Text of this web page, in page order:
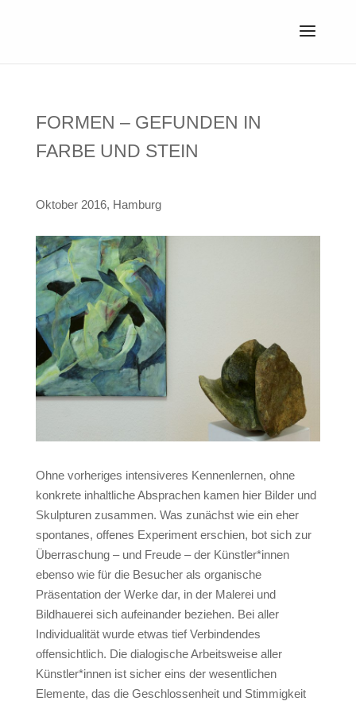
FORMEN – GEFUNDEN IN
FARBE UND STEIN
Oktober 2016, Hamburg
Ohne vorheriges intensiveres Kennenlernen, ohne
konkrete inhaltliche Absprachen kamen hier Bilder und
Skulpturen zusammen. Was zunächst wie ein eher
spontanes, offenes Experiment erschien, bot sich zur
Überraschung – und Freude – der Künstler*innen
ebenso wie für die Besucher als organische
Präsentation der Werke dar, in der Malerei und
Bildhauerei sich aufeinander beziehen. Bei aller
Individualität wurde etwas tief Verbindendes
offensichtlich. Die dialogische Arbeitsweise aller
Künstler*innen ist sicher eins der wesentlichen
Elemente, das die Geschlossenheit und Stimmigkeit